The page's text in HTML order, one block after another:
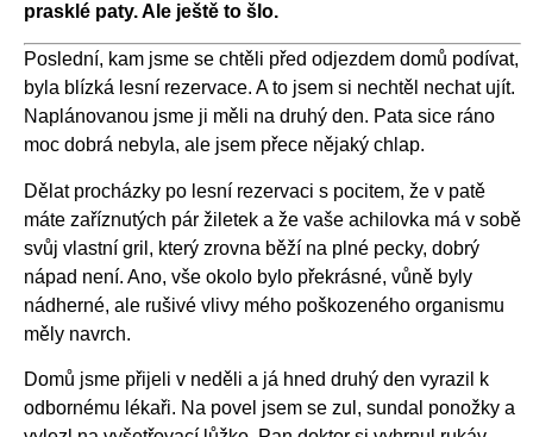
prasklé paty. Ale ještě to šlo.
Poslední, kam jsme se chtěli před odjezdem domů podívat,
byla blízká lesní rezervace. A to jsem si nechtěl nechat ujít.
Naplánovanou jsme ji měli na druhý den. Pata sice ráno
moc dobrá nebyla, ale jsem přece nějaký chlap.
Dělat procházky po lesní rezervaci s pocitem, že v patě
máte zaříznutých pár žiletek a že vaše achilovka má v sobě
svůj vlastní gril, který zrovna běží na plné pecky, dobrý
nápad není. Ano, vše okolo bylo překrásné, vůně byly
nádherné, ale rušivé vlivy mého poškozeného organismu
měly navrch.
Domů jsme přijeli v neděli a já hned druhý den vyrazil k
odbornému lékaři. Na povel jsem se zul, sundal ponožky a